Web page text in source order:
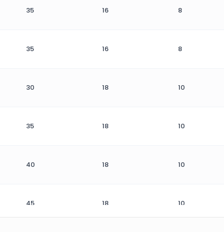
35 16 8
35 16 8
30 18 10
35 18 10
40 18 10
45 18 10